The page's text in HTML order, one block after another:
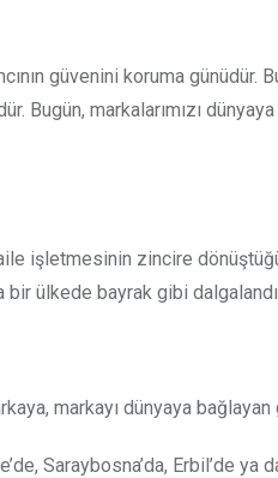
güvenini koruma günüdür.
Bugün, markalarımızı
işletmesinin zincire
bir ülkede bayrak gibi
markayı dünyaya bağlayan
Saraybosna’da, Erbil’de ya